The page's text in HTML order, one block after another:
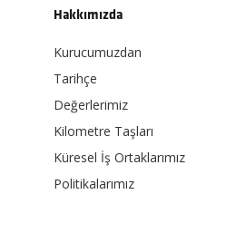
Hakkımızda
Kurucumuzdan
Tarihçe
Değerlerimiz
Kilometre Taşları
Küresel İş Ortaklarımız
Politikalarımız